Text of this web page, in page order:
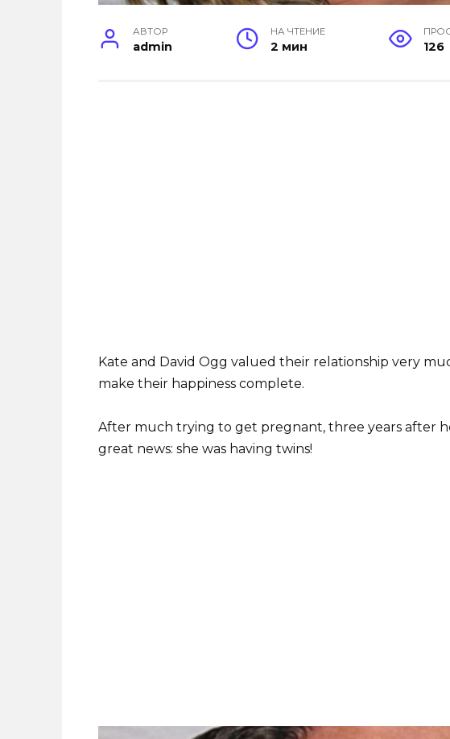
АВТОР
admin
НА ЧТЕНИЕ
2 мин 126
Kate and David Ogg valued their relationship very
make their happiness complete.
After much trying to get pregnant, three years after
great news: she was having twins!